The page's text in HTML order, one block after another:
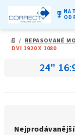
obsah
military_tech NA
OD
DOMŮ
/ REPASOVANÉ
DVI 1920 X 1080
24"
Nejprodávanější